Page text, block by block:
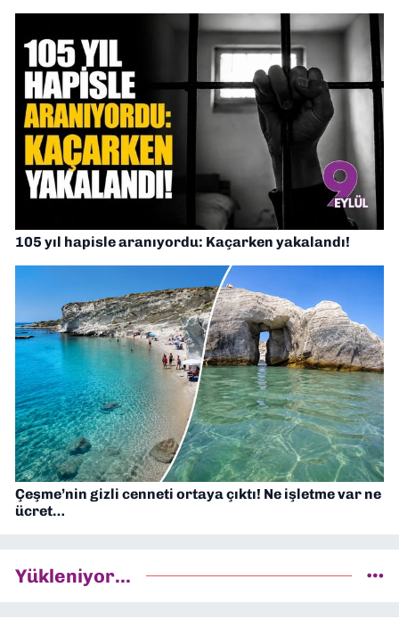
105 yıl hapisle aranıyordu: Kaçarken yakalandı!
Çeşme’nin gizli cenneti ortaya çıktı! Ne işletme var ne
ücret…
Yükleniyor...